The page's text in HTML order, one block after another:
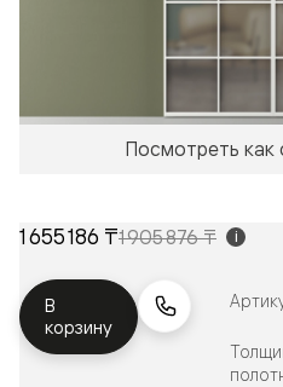
Посмотреть как
1 655 186 ₸1 905 876 ₸ i
В
корзину